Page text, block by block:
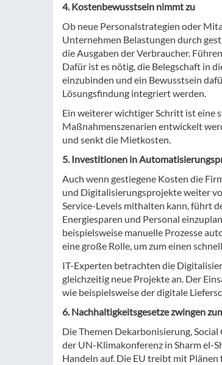
4. Kostenbewusstsein nimmt zu
Ob neue Personalstrategien oder
Unternehmen Belastungen durch
die Ausgaben der Verbraucher.
Dafür ist es nötig, die Belegschaft in
einzubinden und ein Bewusstsein
Lösungsfindung integriert werden.
Ein weiterer wichtiger Schritt ist eine
Maßnahmenszenarien entwickelt
und senkt die Mietkosten.
5. Investitionen in
Auch wenn gestiegene Kosten die
und Digitalisierungsprojekte weiter
Service-Levels mithalten kann, führt
Energiesparen und Personal
beispielsweise manuelle Prozesse
eine große Rolle, um zum einen
IT-Experten betrachten die
gleichzeitig neue Projekte an. Der
wie beispielsweise der digitale
6. Nachhaltigkeitsgesetze zwingen
Die Themen Dekarbonisierung,
der UN-Klimakonferenz in Sharm el-
Handeln auf. Die EU treibt mit